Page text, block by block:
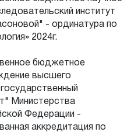
институт
- ординатура по
2024г.
бюджетное
высшего
Министерства
Федерации -
аккредитация по